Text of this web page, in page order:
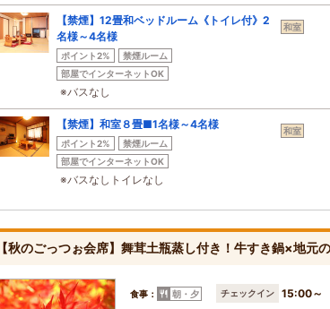
【禁煙】12畳和ベッドルーム《トイレ付》2
名様～4名様
ポイント2%
禁煙ルーム
部屋でインターネットOK
※バスなし
和室
【禁煙】和室８畳■1名様～4名様
ポイント2%
禁煙ルーム
部屋でインターネットOK
※バスなしトイレなし
和室
【秋のごっつぉ会席】舞茸土瓶蒸し付き！牛すき鍋×地
食事： 朝・夕 チェックイン 15:00～